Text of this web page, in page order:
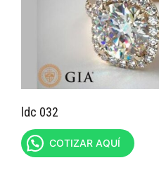
ldc 032
COTIZAR AQUÍ